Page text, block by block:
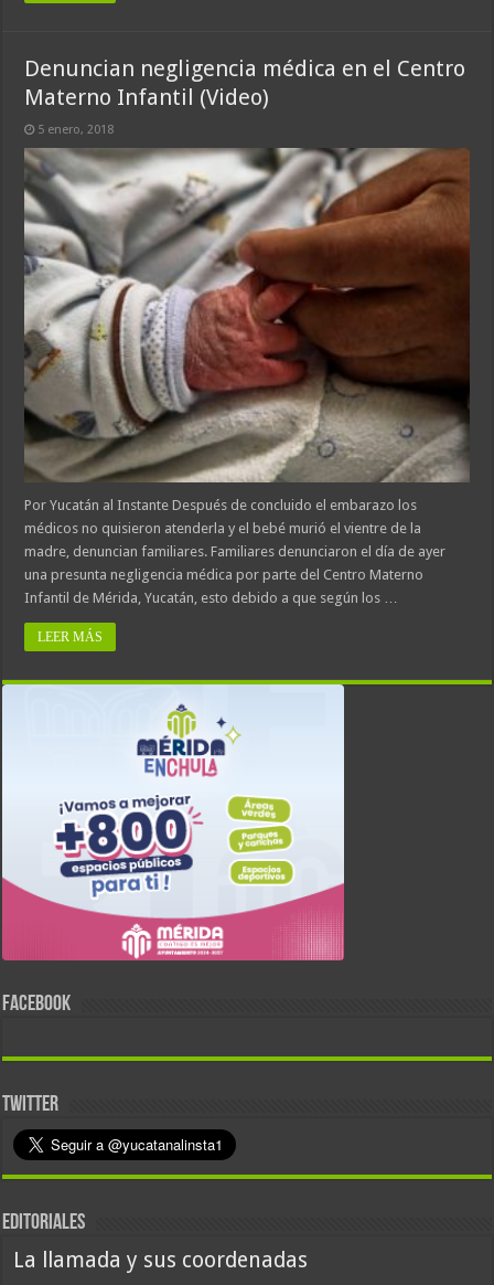
Denuncian negligencia médica en el Centro
Materno Infantil (Video)
5 enero, 2018
Por Yucatán al Instante Después de concluido el embarazo los
médicos no quisieron atenderla y el bebé murió el vientre de la
madre, denuncian familiares. Familiares denunciaron el día de ayer
una presunta negligencia médica por parte del Centro Materno
Infantil de Mérida, Yucatán, esto debido a que según los …
LEER MÁS
FACEBOOK
TWITTER
EDITORIALES
La llamada y sus coordenadas